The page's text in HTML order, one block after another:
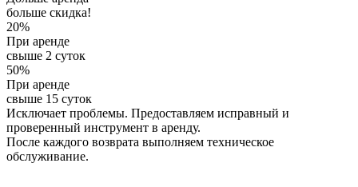
больше скидка!
20%
При аренде
свыше 2 суток
50%
При аренде
свыше 15 суток
Исключает проблемы. Предоставляем исправный и
проверенный инструмент в аренду.
После каждого возврата выполняем техническое
обслуживание.